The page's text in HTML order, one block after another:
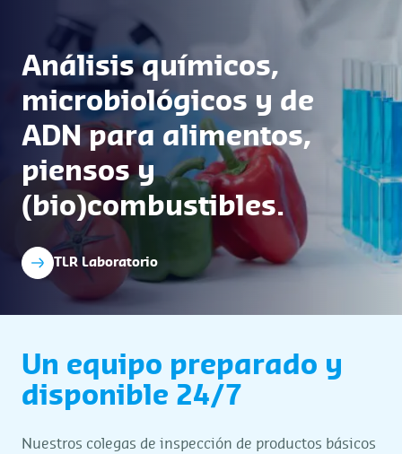
Análisis químicos,
microbiológicos y de
ADN para alimentos,
piensos y
(bio)combustibles.
TLR Laboratorio
Un equipo preparado y
disponible 24/7
Nuestros colegas de inspección de productos básicos